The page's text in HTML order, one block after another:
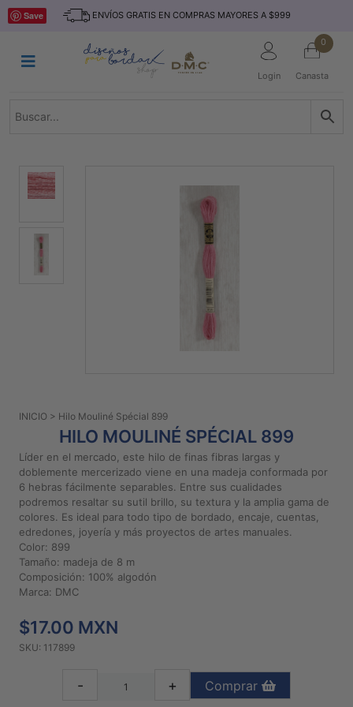
Saltar
ENVÍOS GRATIS EN COMPRAS MAYORES A $999
Login
0
Canasta
INICIO
TEJIDO
TELAS
MARCAS
NOVEDADES
Preguntas
Aviso De
Privacidad
Políticas
Compra
Diseños
Save
INICIO > Hilo Mouliné Spécial 899
HILO MOULINÉ SPÉCIAL 899
Líder en el mercado, este hilo de finas fibras largas y
doblemente mercerizado viene en una madeja conformada por
6 hebras fácilmente separables. Entre sus cualidades
podremos resaltar su sutil brillo, su textura y la amplia gama de
colores. Es ideal para todo tipo de bordado, encaje, cuentas,
edredones, joyería y más proyectos de artes manuales.
Color: 899
Tamaño: madeja de 8 m
Composición: 100% algodón
Marca: DMC
$17.00 MXN
SKU: 117899
- + Comprar